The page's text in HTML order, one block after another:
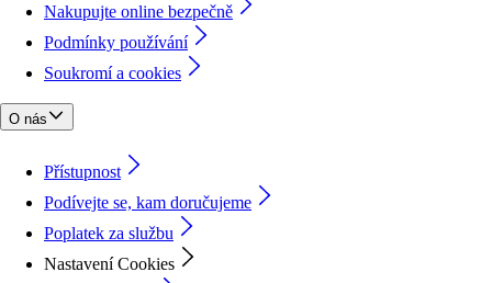
Nakupujte online bezpečně
Podmínky používání
Soukromí a cookies
O nás
Přístupnost
Podívejte se, kam doručujeme
Poplatek za službu
Nastavení Cookies